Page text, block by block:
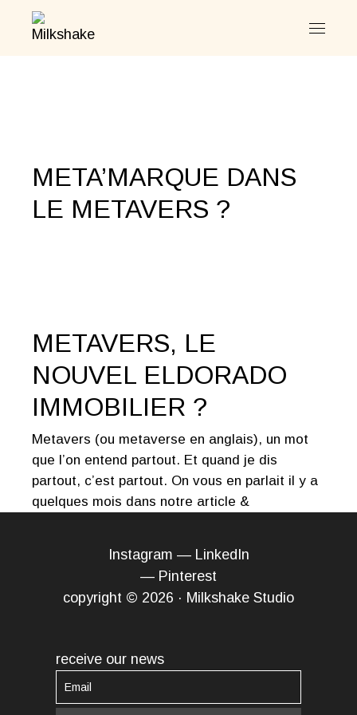
META’MARQUE DANS
LE METAVERS ?
METAVERS, LE
NOUVEL ELDORADO
IMMOBILIER ?
Metavers (ou metaverse en anglais), un mot
que l’on entend partout. Et quand je dis
partout, c’est partout. On vous en parlait il y a
quelques mois dans notre article &
Instagram — LinkedIn
— Pinterest
copyright © 2026 · Milkshake Studio
receive our news